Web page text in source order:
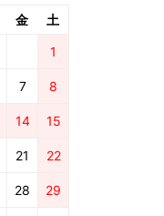
金 土
1
7 8
14 15
21 22
28 29